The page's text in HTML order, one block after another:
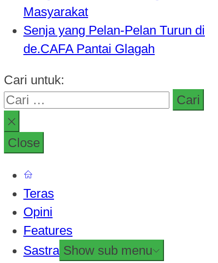
Masyarakat
Senja yang Pelan-Pelan Turun di
de.CAFA Pantai Glagah
Cari untuk:
Close
Teras
Opini
Features
Sastra Show sub menu